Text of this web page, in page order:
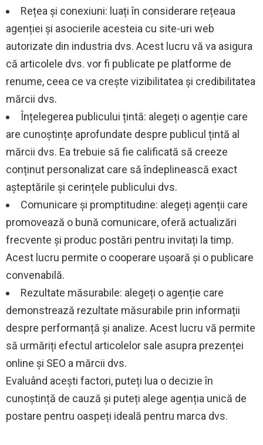
Rețea și conexiuni: luați în considerare rețeaua
agenției și asocierile acesteia cu site-uri web
autorizate din industria dvs. Acest lucru vă va asigura
că articolele dvs. vor fi publicate pe platforme de
renume, ceea ce va crește vizibilitatea și credibilitatea
mărcii dvs.
Înțelegerea publicului țintă: alegeți o agenție care
are cunoștințe aprofundate despre publicul țintă al
mărcii dvs. Ea trebuie să fie calificată să creeze
conținut personalizat care să îndeplinească exact
așteptările și cerințele publicului dvs.
Comunicare și promptitudine: alegeți agenții care
promovează o bună comunicare, oferă actualizări
frecvente și produc postări pentru invitați la timp.
Acest lucru permite o cooperare ușoară și o publicare
convenabilă.
Rezultate măsurabile: alegeți o agenție care
demonstrează rezultate măsurabile prin informații
despre performanță și analize. Acest lucru vă permite
să urmăriți efectul articolelor sale asupra prezenței
online și SEO a mărcii dvs.
Evaluând acești factori, puteți lua o decizie în
cunoștință de cauză și puteți alege agenția unică de
postare pentru oaspeți ideală pentru marca dvs.